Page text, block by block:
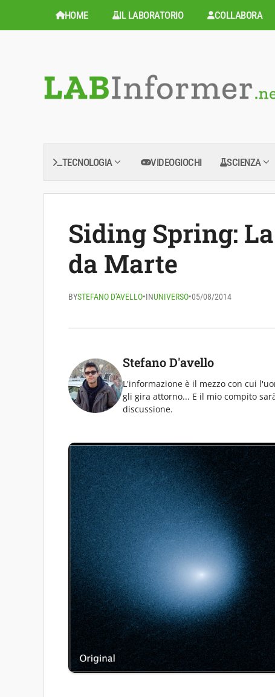
HOME IL LABORATORIO COLLABORA
TECNOLOGIA VIDEOGIOCHI SCIENZA
Siding Spring:
da Marte
BYSTEFANO D'AVELLO•INUNIVERSO•05/08/2014
Stefano D'avello
L'informazione è il mezzo con cui
gli gira attorno... E il mio compito
discussione.